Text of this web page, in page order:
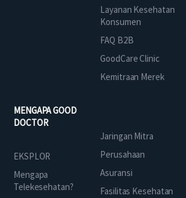
Layanan Kesehatan
Konsumen
FAQ B2B
GoodCare Clinic
Kemitraan Merek
MENGAPA GOOD
DOCTOR
EKSPLOR
Mengapa
Telekesehatan?
Jaringan Mitra
Perusahaan
Asuransi
Fasilitas Kesehatan